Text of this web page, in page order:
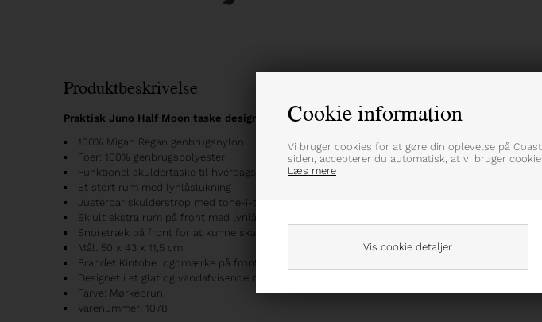
Cookie information
Vi bruger cookies for at gøre din oplevelse på
siden, accepterer du automatisk, at vi bruger
Læs mere
Vis cookie detaljer
Produktbeskrivelse
Praktisk Juno Half Moon taske designet i en solid genbrugskvalitet og er til både mænd og
100% Migan Regan genbrugsnylon
Foer: 100% genbrugspolyester
Funktionel skuldertaske til hverdagsbrug og sportsaktiviteter
Et stort rum med lynlåslukning
Justerbar skulderstrop med tone-i-tone logotryk
Skjult ekstra rum på front med lynlåslukning
Snoretræk på front for at kunne skabe mere plads
Mål: 50 x 43 x 11,5 cm
Brandet Kintobe logomærke på front
Designet i et glat og vandafvisende materiale
Farve: Mørkebrun
Varenummer: 1078